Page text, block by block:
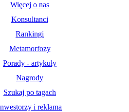
Więcej o nas
Konsultanci
Rankingi
Metamorfozy
Porady - artykuły
Nagrody
Szukaj po tagach
i reklama